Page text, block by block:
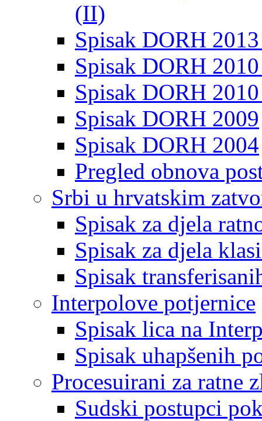
(II)
Spisak DORH
Spisak DORH
Spisak DORH
Spisak DORH 2009
Spisak DORH 2004
Pregled obnova
Srbi u hrvatskim
Spisak za djela
Spisak za djela
Spisak
Interpolove potjernice
Spisak lica na
Spisak uhapšenih
Procesuirani za ratne
Sudski postupci